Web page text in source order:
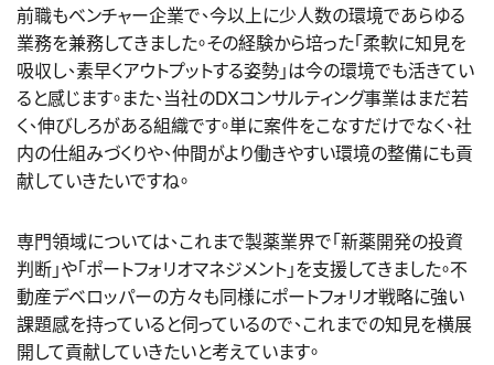
前職もベンチャー企業で、今以上に少人数の環境であらゆる
業務を兼務してきました。その経験から培った「柔軟に知見を
吸収し、素早くアウトプットする姿勢」は今の環境でも活きてい
ると感じます。また、当社のDXコンサルティング事業はまだ若
く、伸びしろがある組織です。単に案件をこなすだけでなく、社
内の仕組みづくりや、仲間がより働きやすい環境の整備にも貢
献していきたいですね。
専門領域については、これまで製薬業界で「新薬開発の投資
判断」や「ポートフォリオマネジメント」を支援してきました。不
動産デベロッパーの方々も同様にポートフォリオ戦略に強い
課題感を持っていると伺っているので、これまでの知見を横展
開して貢献していきたいと考えています。